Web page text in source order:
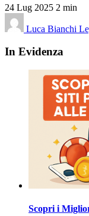
24 Lug 2025 2 min
Luca Bianchi
In Evidenza
Scopri i